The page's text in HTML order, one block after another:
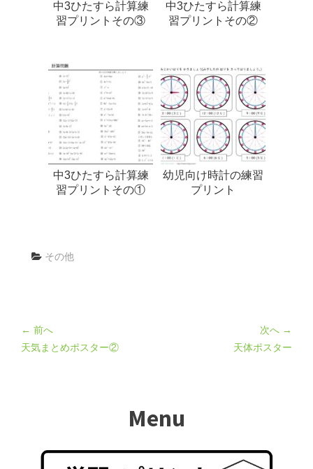
中3ひたすら計算練
習プリントその③
中3ひたすら計算練
習プリントその②
中3ひたすら計算練
習プリントその①
幼児向け時計の練習
プリント
その他
← 前へ
天気まとめポスター②
次へ →
天体ポスター
Menu